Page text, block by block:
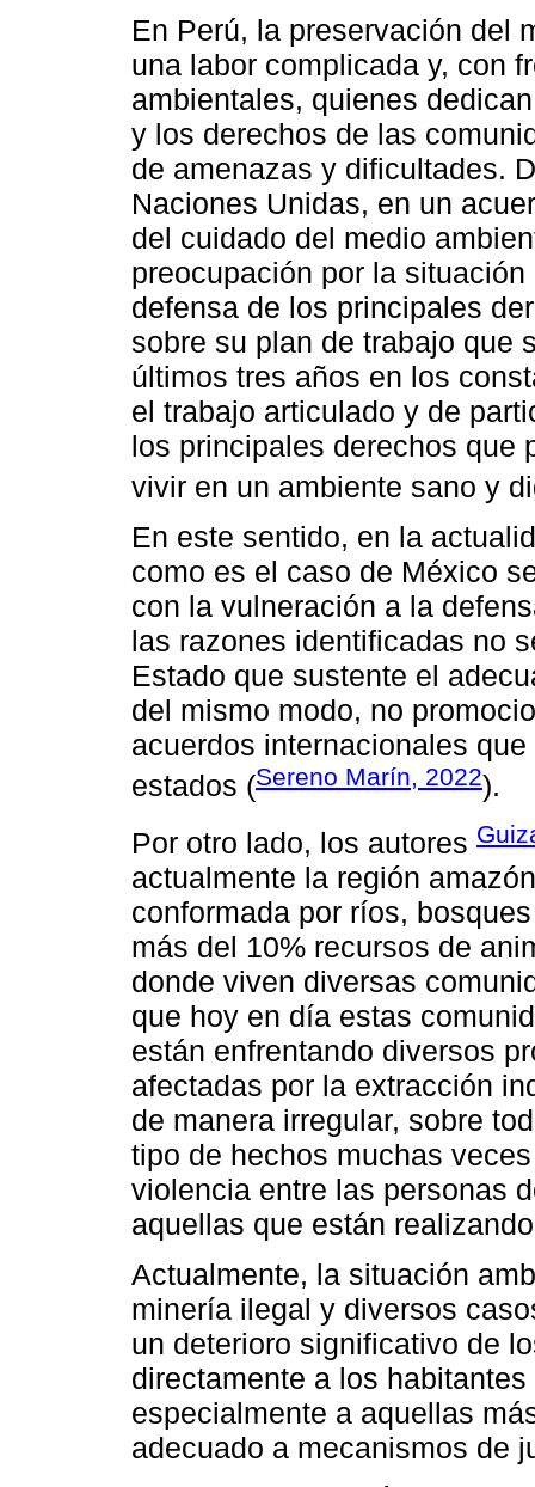
En Perú, la preservación del
una labor complicada y, con
ambientales, quienes
y los derechos de las
de amenazas y dificultades.
Naciones Unidas, en un
del cuidado del medio
preocupación por la
defensa de los principales
sobre su plan de trabajo que
últimos tres años en los
el trabajo articulado y de
los principales derechos que
vivir en un ambiente sano y
En este sentido, en la
como es el caso de México
con la vulneración a la
las razones identificadas no
Estado que sustente el
del mismo modo, no
acuerdos internacionales
estados (Sereno Marín, 2022).
Por otro lado, los autores
actualmente la región
conformada por ríos,
más del 10% recursos de
donde viven diversas
que hoy en día estas
están enfrentando diversos
afectadas por la extracción
de manera irregular, sobre
tipo de hechos muchas
violencia entre las personas
aquellas que están
Actualmente, la situación
minería ilegal y diversos
un deterioro significativo de
directamente a los
especialmente a aquellas
adecuado a mecanismos de